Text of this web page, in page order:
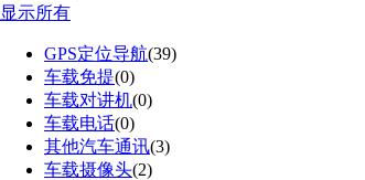
显示所有
GPS定位导航(39)
车载免提(0)
车载对讲机(0)
车载电话(0)
其他汽车通讯(3)
车载摄像头(2)